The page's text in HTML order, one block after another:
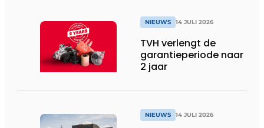
NIEUWS 14 JULI 2026
TVH verlengt de
garantieperiode naar
2 jaar
NIEUWS 14 JULI 2026